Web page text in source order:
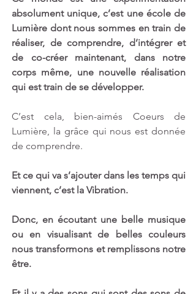
absolument unique, c’est une école de
Lumière dont nous sommes en train de
réaliser, de comprendre, d’intégrer et
de co-créer maintenant, dans notre
corps même, une nouvelle réalisation
qui est train de se développer.
C’est cela, bien-aimés Coeurs de
Lumière, la grâce qui nous est donnée
de comprendre.
Et ce qui va s’ajouter dans les temps qui
viennent, c’est la Vibration.
Donc, en écoutant une belle musique
ou en visualisant de belles couleurs
nous transformons et remplissons notre
être.